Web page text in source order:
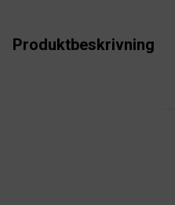
Produktbeskrivning